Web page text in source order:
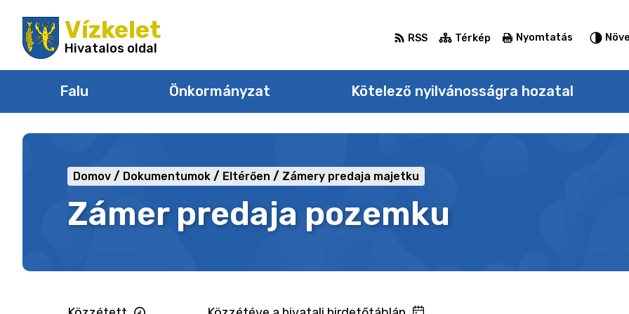
a
tartalomra
Vízkelet
Hivatalos oldal
Falu Önkormányzat Kötelező nyilvánosságra hozatal
RSS Térkép Nyomtatás
Zámer predaja pozemku
Domov Dokumentumok Eltérően Zámery predaja majetku